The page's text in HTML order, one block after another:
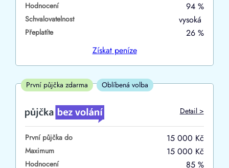
ano
ne
ano
ne
V exekuci
ano
ne
Po insolvenci
Hodnocení 94 %
Schvalovatelnost vysoká
Přeplatíte
26 %
Získatpeníze
První půjčka zdarma Oblíbená volba
Detail >
První půjčka do 15 000 Kč
Maximum 15 000 Kč
Hodnocení 85 %